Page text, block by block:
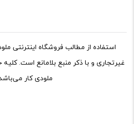
ارزش خرید در برابر قیمت:
استفاده از مطالب فروشگاه اینترنتی
غیرتجاری و با ذکر منبع بلامانع است.
ملودی کار